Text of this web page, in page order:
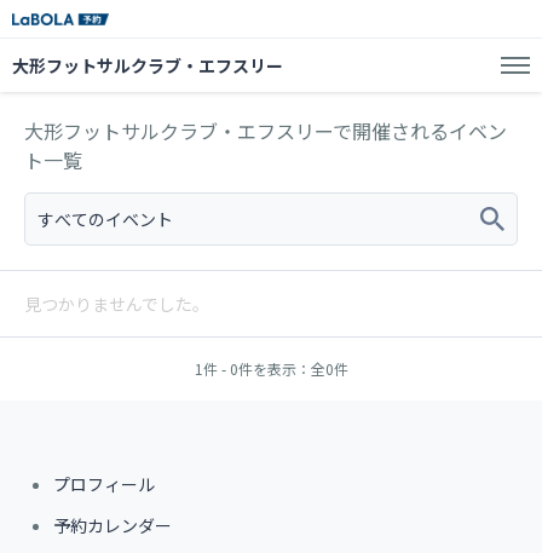
大形フットサルクラブ・エフスリー
大形フットサルクラブ・エフスリーで開催されるイベン
ト一覧
すべてのイベント
見つかりませんでした。
1件 - 0件を表示：全0件
プロフィール
予約カレンダー